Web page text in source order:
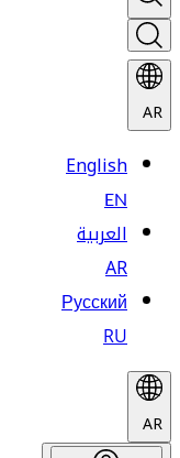
AR
English
EN
العربية
AR
Русский
RU
AR